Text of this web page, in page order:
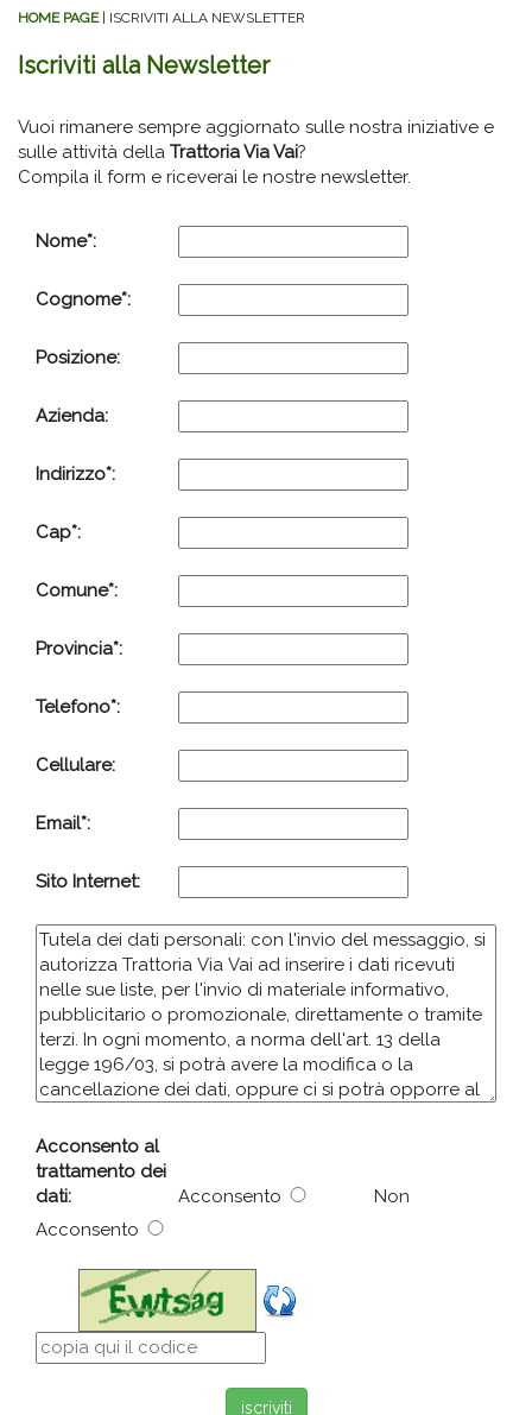
HOME PAGE| ISCRIVITI ALLA NEWSLETTER
Iscriviti alla Newsletter
Vuoi rimanere sempre aggiornato sulle nostra iniziative e
sulle attività della Trattoria Via Vai?
Compila il form e riceverai le nostre newsletter.
Nome*:
Cognome*:
Posizione:
Azienda:
Indirizzo*:
Cap*:
Comune*:
Provincia*:
Telefono*:
Cellulare:
Email*:
Sito Internet:
Acconsento al
trattamento dei
dati:
Acconsento
Non
Acconsento